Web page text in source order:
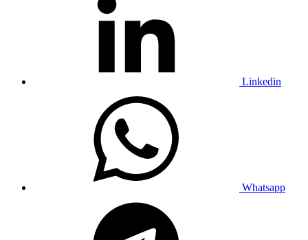
Linkedin
Whatsapp